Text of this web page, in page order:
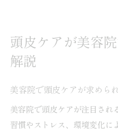
美容院が提案する
頭皮ケアが美髪へと
美容院での頭皮管
頭皮クレンジングを美
頭皮ケアが美容
解説
美容院で頭皮ケアが求めら
美容院で頭皮ケアが注目され
習慣やストレス、環境変化に